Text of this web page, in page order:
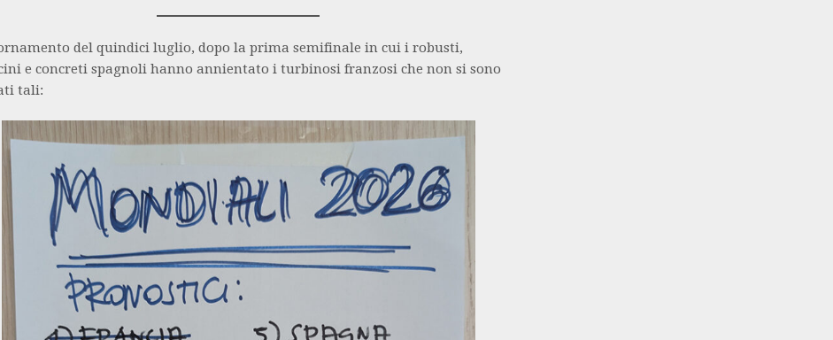
del quindici luglio, dopo la prima semifinale in cui i robusti,
e concreti spagnoli hanno annientato i turbinosi franzosi che non si sono
tali: